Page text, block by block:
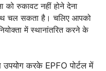
को रुकावट नहीं होने देना
चल सकता है। चलिए आपको
में स्थानांतरित करने के
करके EPFO पोर्टल में